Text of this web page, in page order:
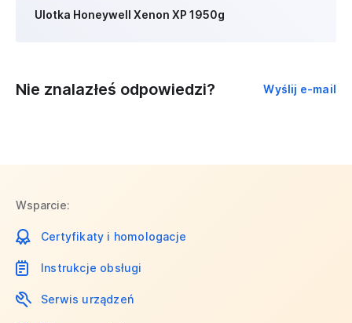
Ulotka Honeywell Xenon XP 1950g
Nie znalazłeś odpowiedzi? Wyślij e-mail
Wsparcie:
Certyfikaty i homologacje
Instrukcje obsługi
Serwis urządzeń